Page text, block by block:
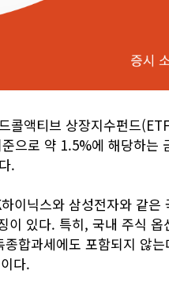
콜액티브 상장지수펀드
으로 약 1.5%에 해당하는
.
이닉스와 삼성전자와 같
있다. 특히, 국내 주식
합과세에도 포함되지 않
다.